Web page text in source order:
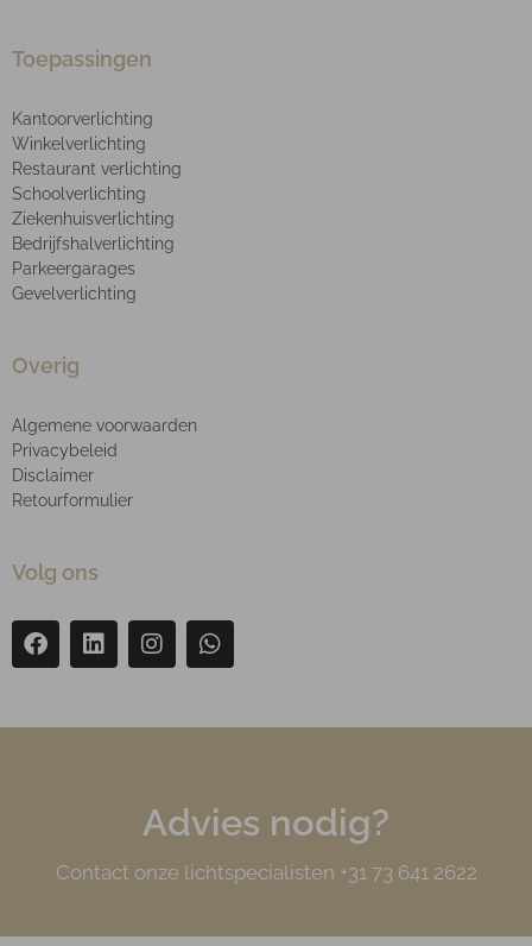
Toepassingen
Kantoorverlichting
Winkelverlichting
Restaurant verlichting
Schoolverlichting
Ziekenhuisverlichting
Bedrijfshalverlichting
Parkeergarages
Gevelverlichting
Overig
Algemene voorwaarden
Privacybeleid
Disclaimer
Retourformulier
Volg ons
Advies nodig?
Contact onze lichtspecialisten +31 73 641 2622